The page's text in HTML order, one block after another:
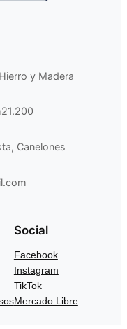
y Madera
Canelones
Social
Facebook
Instagram
TikTok
Mercado Libre